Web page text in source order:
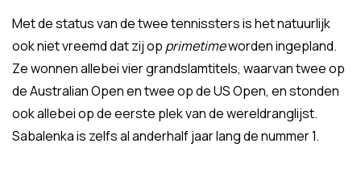
Met de status van de twee tennissters is het natuurlijk
ook niet vreemd dat zij op primetimeworden ingepland.
Ze wonnen allebei vier grandslamtitels, waarvan twee op
de Australian Open en twee op de US Open, en stonden
ook allebei op de eerste plek van de wereldranglijst.
Sabalenka is zelfs al anderhalf jaar lang de nummer 1.